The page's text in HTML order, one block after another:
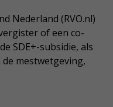
Nederland (RVO.nl)
of een co-
SDE+-subsidie, als
mestwetgeving,